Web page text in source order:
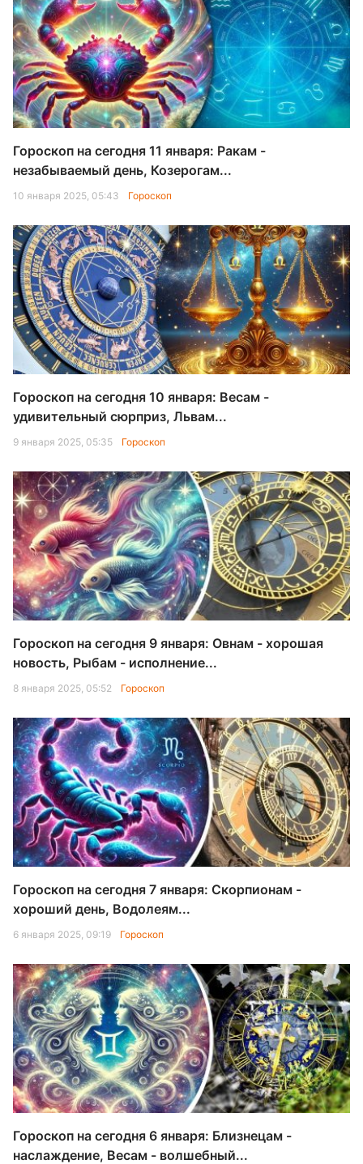
Гороскоп на сегодня 11 января: Ракам -
незабываемый день, Козерогам...
10 января 2025, 05:43 Гороскоп
Гороскоп на сегодня 10 января: Весам -
удивительный сюрприз, Львам...
9 января 2025, 05:35 Гороскоп
Гороскоп на сегодня 9 января: Овнам - хорошая
новость, Рыбам - исполнение...
8 января 2025, 05:52 Гороскоп
Гороскоп на сегодня 7 января: Скорпионам -
хороший день, Водолеям...
6 января 2025, 09:19 Гороскоп
Гороскоп на сегодня 6 января: Близнецам -
наслаждение, Весам - волшебный...